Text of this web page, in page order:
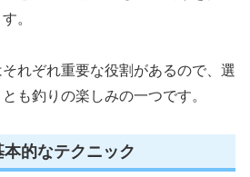
。
れぞれ重要な役割があるので、選
も釣りの楽しみの一つです。
的なテクニック